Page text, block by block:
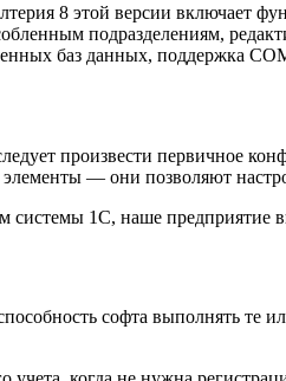
8 этой версии включает
подразделениям,
баз данных, поддержка
произвести первичное
— они позволяют
1С, наше предприятие
софта выполнять те